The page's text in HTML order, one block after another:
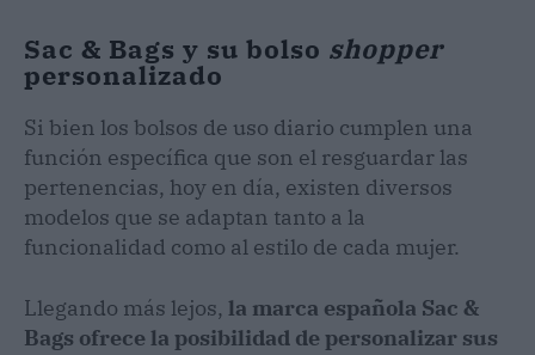
Sac & Bags y su bolso shopper
personalizado
Si bien los bolsos de uso diario cumplen una
función específica que son el resguardar las
pertenencias, hoy en día, existen diversos
modelos que se adaptan tanto a la
funcionalidad como al estilo de cada mujer.
Llegando más lejos, la marca española Sac &
Bags ofrece la posibilidad de personalizar sus